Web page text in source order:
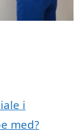
i
med?